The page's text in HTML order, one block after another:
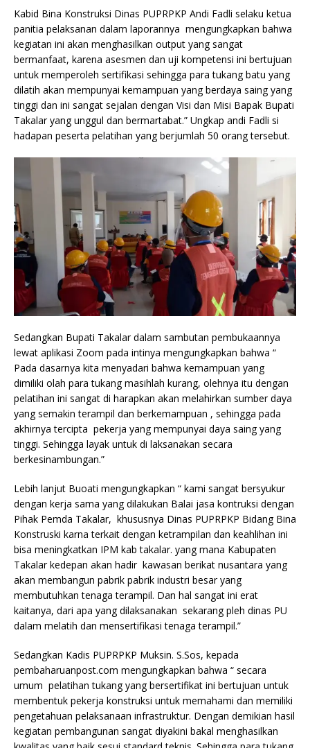
Kabid Bina Konstruksi Dinas PUPRPKP Andi Fadli selaku ketua
panitia pelaksanan dalam laporannya mengungkapkan bahwa
kegiatan ini akan menghasilkan output yang sangat
bermanfaat, karena asesmen dan uji kompetensi ini bertujuan
untuk memperoleh sertifikasi sehingga para tukang batu yang
dilatih akan mempunyai kemampuan yang berdaya saing yang
tinggi dan ini sangat sejalan dengan Visi dan Misi Bapak Bupati
Takalar yang unggul dan bermartabat.” Ungkap andi Fadli si
hadapan peserta pelatihan yang berjumlah 50 orang tersebut.
Sedangkan Bupati Takalar dalam sambutan pembukaannya
lewat aplikasi Zoom pada intinya mengungkapkan bahwa “
Pada dasarnya kita menyadari bahwa kemampuan yang
dimiliki olah para tukang masihlah kurang, olehnya itu dengan
pelatihan ini sangat di harapkan akan melahirkan sumber daya
yang semakin terampil dan berkemampuan , sehingga pada
akhirnya tercipta pekerja yang mempunyai daya saing yang
tinggi. Sehingga layak untuk di laksanakan secara
berkesinambungan.”
Lebih lanjut Buoati mengungkapkan “ kami sangat bersyukur
dengan kerja sama yang dilakukan Balai jasa kontruksi dengan
Pihak Pemda Takalar, khususnya Dinas PUPRPKP Bidang Bina
Konstruski karna terkait dengan ketrampilan dan keahlihan ini
bisa meningkatkan IPM kab takalar. yang mana Kabupaten
Takalar kedepan akan hadir kawasan berikat nusantara yang
akan membangun pabrik pabrik industri besar yang
membutuhkan tenaga terampil. Dan hal sangat ini erat
kaitanya, dari apa yang dilaksanakan sekarang pleh dinas PU
dalam melatih dan mensertifikasi tenaga terampil.”
Sedangkan Kadis PUPRPKP Muksin. S.Sos, kepada
pembaharuanpost.com mengungkapkan bahwa “ secara
umum pelatihan tukang yang bersertifikat ini bertujuan untuk
membentuk pekerja konstruksi untuk memahami dan memiliki
pengetahuan pelaksanaan infrastruktur. Dengan demikian hasil
kegiatan pembangunan sangat diyakini bakal menghasilkan